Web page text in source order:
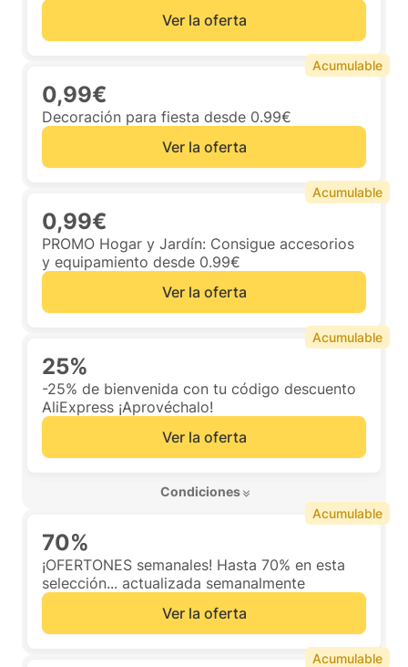
Ver la oferta
0,99€
Decoración para fiesta desde 0.99€
Ver la oferta
Acumulable
0,99€
PROMO Hogar y Jardín: Consigue accesorios
y equipamiento desde 0.99€
Ver la oferta
Acumulable
25%
-25% de bienvenida con tu código descuento
AliExpress ¡Aprovéchalo!
Ver la oferta
Condiciones
Acumulable
70%
¡OFERTONES semanales! Hasta 70% en esta
selección... actualizada semanalmente
Ver la oferta
Acumulable
Acumulable